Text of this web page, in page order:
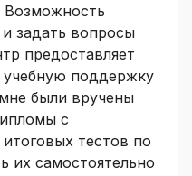
задать вопросы
предоставляет
учебную поддержку
были вручены
с
тестов по
их самостоятельно